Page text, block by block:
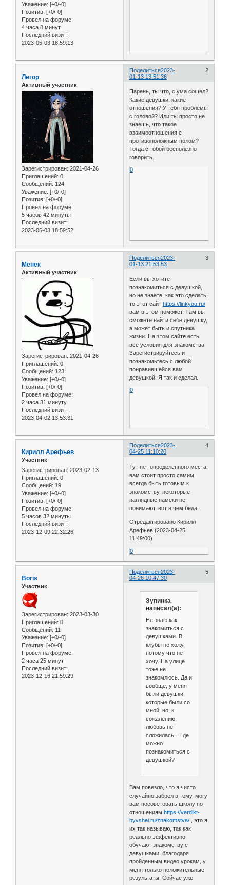
Уважение: [+0/-0]
Позитив: [+0/-0]
Провел на форуме:
4 часа 8 минут
Последний визит:
2023-05-03 18:59:13
Поделиться 2
2023-
01-13 13:51:36
Легор
Активный участник
Зарегистрирован: 2021-04-26
Приглашений: 0
Сообщений: 124
Уважение: [+0/-0]
Позитив: [+0/-0]
Провел на форуме:
5 часов 42 минуты
Последний визит:
2023-05-03 18:59:52
Парень, ты что, с ума сошел?
Какие девушки, какие
отношения? У тебя проблемы
с головой? Или ты просто не
знаешь, что такое
взаимоотношения с
противоположным полом?
Тогда с тобой бесполезно
говорить.
0
Поделиться 3
2023-
01-13 21:53:53
Менек
Активный участник
Зарегистрирован: 2021-04-26
Приглашений: 0
Сообщений: 123
Уважение: [+0/-0]
Позитив: [+0/-0]
Провел на форуме:
2 часа 31 минуту
Последний визит:
2023-04-02 13:53:31
Если вы хотите
познакомиться с девушкой,
но не знаете, как это сделать,
то этот сайт https://linkyou.ru/
вам в этом поможет. Там вы
сможете найти себе девушку,
а может быть и спутника
жизни. На этом сайте есть
все условия для знакомства.
Зарегистрируйтесь и
познакомьтесь с любой
понравившейся вам
девушкой. Я так и сделал.
0
Поделиться 4
2023-
04-25 11:10:20
Кирилл Арефьев
Участник
Зарегистрирован: 2023-02-13
Приглашений: 0
Сообщений: 19
Уважение: [+0/-0]
Позитив: [+0/-0]
Провел на форуме:
5 часов 32 минуты
Последний визит:
2023-12-09 22:32:26
Тут нет определенного места,
вам стоит просто самим
всегда быть готовым к
знакомству, некоторые
наглядные намеки не
понимают, вот в чем беда.
Отредактировано Кирилл
Арефьев (2023-04-25
11:49:00)
0
Поделиться 5
2023-
04-26 10:47:30
Boris
Участник
Зарегистрирован: 2023-03-30
Приглашений: 0
Сообщений: 11
Уважение: [+0/-0]
Позитив: [+0/-0]
Провел на форуме:
2 часа 25 минут
Последний визит:
2023-12-16 21:59:29
Зупинка
написал(а):
Не знаю как
знакомиться с
девушками. В
клубы не хожу,
потому что не
хочу. На улице
тоже не
знакомлюсь. Да и
вообще, у меня
были девушки,
которые были со
мной, но, к
сожалению,
любовь не
сложилась... Где
можно
познакомиться с
девушкой?
Вам повезло, что я чисто
случайно забрел в тему, могу
вам посоветовать школу по
отношениям https://verdikt-
byvshei.ru/znakomstva/ , это я
их так называю, так как
реально эффективно
обучают знакомству с
девушками, благодаря
пройденным видео урокам, у
меня только положительные
результаты. Сейчас уже